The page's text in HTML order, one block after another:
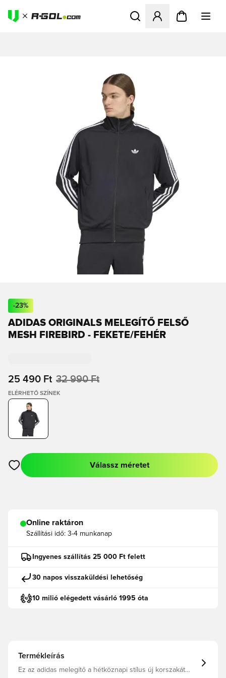
Megnyit egy modált a
-23%
ADIDAS ORIGINALS MELEGÍTŐ FELSŐ
MESH FIREBIRD - FEKETE/FEHÉR
25 490 Ft 32 990 Ft
ELÉRHETŐ SZÍNEK
Megnyit egy modált a bejelentkezéshez vagy a tagként való
Válassz méretet
Online raktáron
Szállítási idő: 3-4 munkanap
Ingyenes szállítás 25 000 Ft felett
30 napos visszaküldési lehetőség
10 milió elégedett vásárló 1995 óta
Termékleírás
Ez az adidas melegítő a hétköznapi stílus új korszakát